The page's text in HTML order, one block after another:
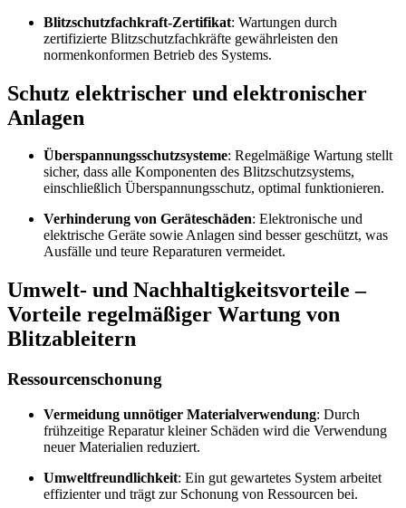
Blitzschutzfachkraft-Zertifikat: Wartungen durch
zertifizierte Blitzschutzfachkräfte gewährleisten den
normenkonformen Betrieb des Systems.
Schutz elektrischer und elektronischer
Anlagen
Überspannungsschutzsysteme: Regelmäßige Wartung stellt
sicher, dass alle Komponenten des Blitzschutzsystems,
einschließlich Überspannungsschutz, optimal funktionieren.
Verhinderung von Geräteschäden: Elektronische und
elektrische Geräte sowie Anlagen sind besser geschützt, was
Ausfälle und teure Reparaturen vermeidet.
Umwelt- und Nachhaltigkeitsvorteile –
Vorteile regelmäßiger Wartung von
Blitzableitern
Ressourcenschonung
Vermeidung unnötiger Materialverwendung: Durch
frühzeitige Reparatur kleiner Schäden wird die Verwendung
neuer Materialien reduziert.
Umweltfreundlichkeit: Ein gut gewartetes System arbeitet
effizienter und trägt zur Schonung von Ressourcen bei.